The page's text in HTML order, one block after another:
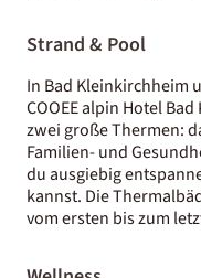
Strand & Pool
In Bad Kleinkirchheim
COOEE alpin Hotel
zwei große Thermen:
Familien- und
du ausgiebig
kannst. Die
vom ersten bis zum